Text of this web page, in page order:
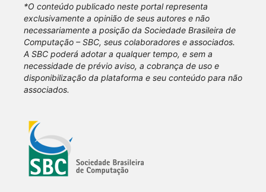
*O conteúdo publicado neste portal representa
exclusivamente a opinião de seus autores e não
necessariamente a posição da Sociedade Brasileira de
Computação – SBC, seus colaboradores e associados.
A SBC poderá adotar a qualquer tempo, e sem a
necessidade de prévio aviso, a cobrança de uso e
disponibilização da plataforma e seu conteúdo para não
associados.